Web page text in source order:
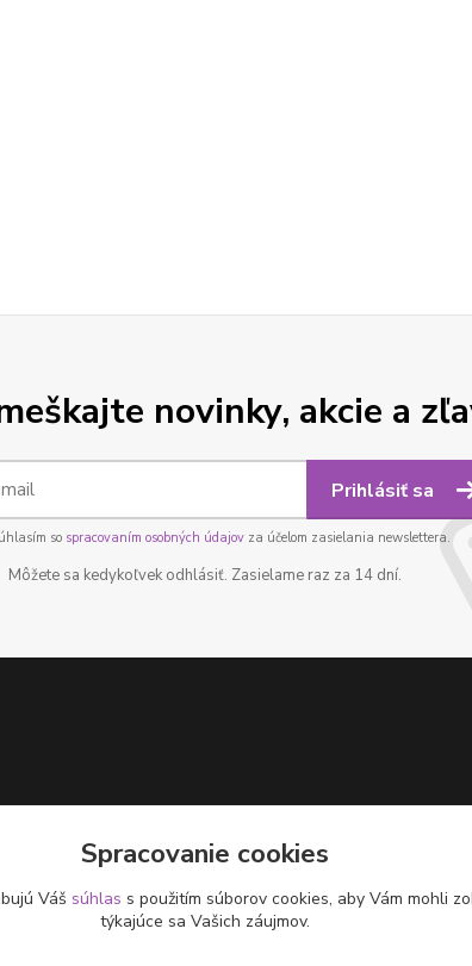
novinky, akcie a
Prihlásiť sa
so spracovaním osobných údajovza účelom zasielania newslettera.
Môžete sa kedykoľvek odhlásiť. Zasielame raz za 14 dní.
Spracovanie cookies
Váš súhlas s použitím súborov cookies, aby Vám mohli
týkajúce sa Vašich záujmov.